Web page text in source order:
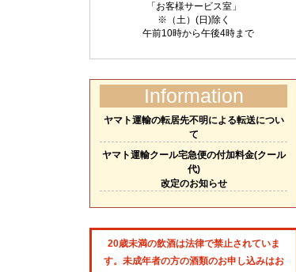
「お客様サービス室」
※（土）(日)除く
午前10時から午後4時まで
Information
ヤマト運輸の転居先不明による転送につい
て
ヤマト運輸クール宅急便の付加料金(クール
代)
改定のお知らせ
20歳未満の飲酒は法律で禁止されていま
す。未成年者の方の酒類のお申し込みはお